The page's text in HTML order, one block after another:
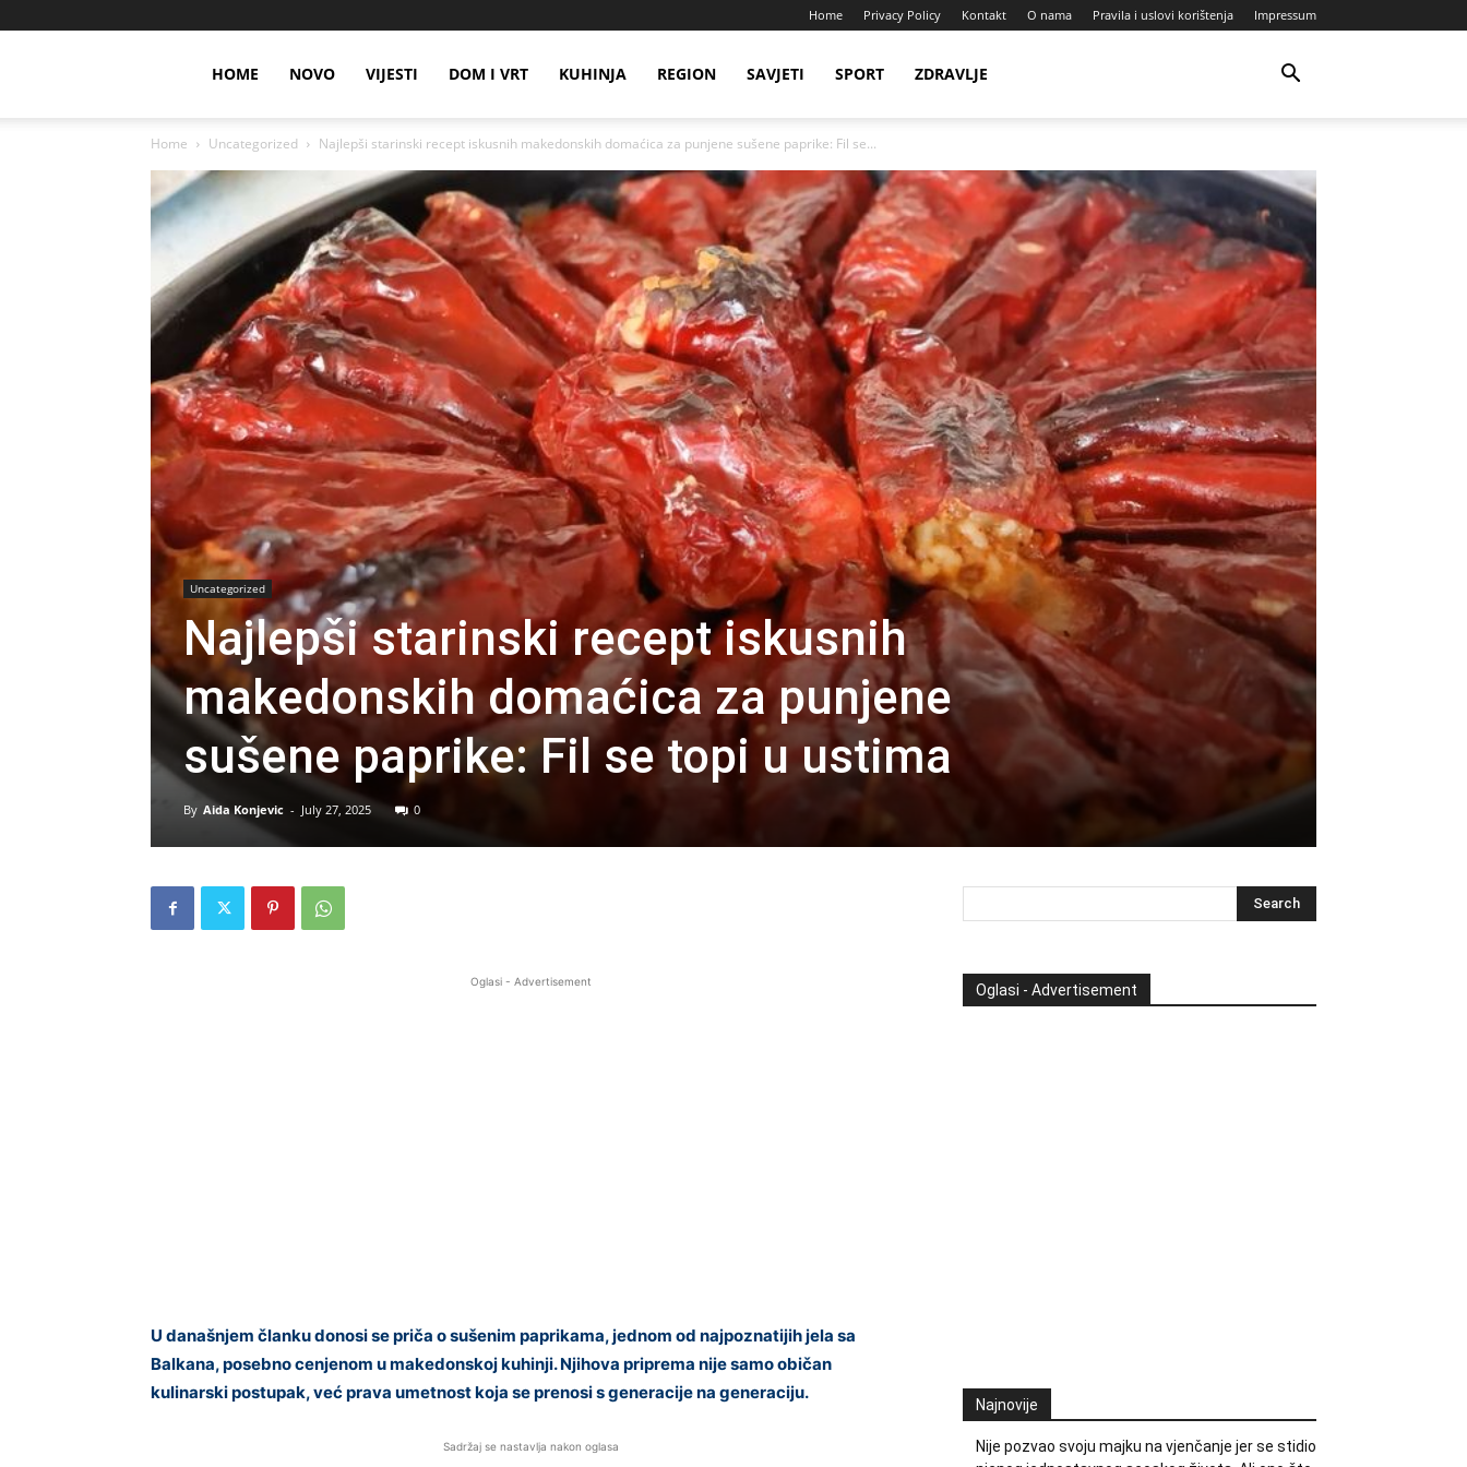
Home Privacy Policy Kontakt O nama Pravila i uslovi korištenja Impressum
HOME NOVO VIJESTI DOM I VRT KUHINJA REGION SAVJETI SPORT ZDRAVLJE
Home Uncategorized Najlepši starinski recept iskusnih makedonskih domaćica za punjene sušene paprike: Fil se...
Uncategorized
Najlepši starinski recept iskusnih
makedonskih domaćica za punjene
sušene paprike: Fil se topi u ustima
By Aida Konjevic - July 27, 2025 0
Oglasi - Advertisement
U današnjem članku donosi se priča o sušenim paprikama, jednom od najpoznatijih jela sa
Balkana, posebno cenjenom u makedonskoj kuhinji. Njihova priprema nije samo običan
kulinarski postupak, već prava umetnost koja se prenosi s generacije na generaciju.
Sadržaj se nastavlja nakon oglasa
Oglasi - Advertisement
Najnovije
Nije pozvao svoju majku na vjenčanje jer se stidio